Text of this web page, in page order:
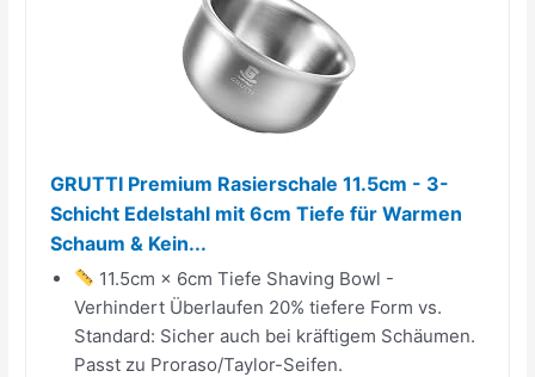
GRUTTI Premium Rasierschale 11.5cm - 3-
Schicht Edelstahl mit 6cm Tiefe für Warmen
Schaum & Kein...
11.5cm × 6cm Tiefe Shaving Bowl -
Verhindert Überlaufen 20% tiefere Form vs.
Standard: Sicher auch bei kräftigem Schäumen.
Passt zu Proraso/Taylor-Seifen.